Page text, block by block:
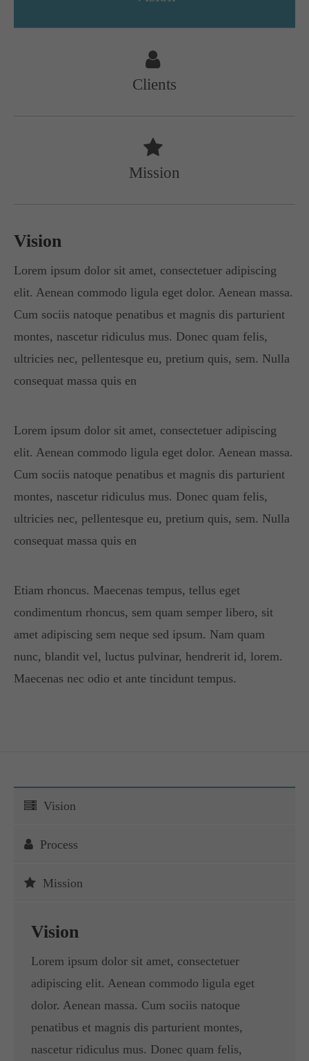
Clients
Mission
Vision
Lorem ipsum dolor sit amet, consectetuer adipiscing
elit. Aenean commodo ligula eget dolor. Aenean massa.
Cum sociis natoque penatibus et magnis dis parturient
montes, nascetur ridiculus mus. Donec quam felis,
ultricies nec, pellentesque eu, pretium quis, sem. Nulla
consequat massa quis en
Lorem ipsum dolor sit amet, consectetuer adipiscing
elit. Aenean commodo ligula eget dolor. Aenean massa.
Cum sociis natoque penatibus et magnis dis parturient
montes, nascetur ridiculus mus. Donec quam felis,
ultricies nec, pellentesque eu, pretium quis, sem. Nulla
consequat massa quis en
Etiam rhoncus. Maecenas tempus, tellus eget
condimentum rhoncus, sem quam semper libero, sit
amet adipiscing sem neque sed ipsum. Nam quam
nunc, blandit vel, luctus pulvinar, hendrerit id, lorem.
Maecenas nec odio et ante tincidunt tempus.
Vision
Process
Mission
Vision
Lorem ipsum dolor sit amet, consectetuer
adipiscing elit. Aenean commodo ligula eget
dolor. Aenean massa. Cum sociis natoque
penatibus et magnis dis parturient montes,
nascetur ridiculus mus. Donec quam felis,